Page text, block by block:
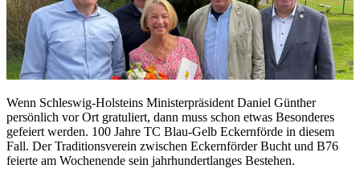
Wenn Schleswig-Holsteins Ministerpräsident Daniel Günther
persönlich vor Ort gratuliert, dann muss schon etwas Besonderes
gefeiert werden. 100 Jahre TC Blau-Gelb Eckernförde in diesem
Fall. Der Traditionsverein zwischen Eckernförder Bucht und B76
feierte am Wochenende sein jahrhundertlanges Bestehen.